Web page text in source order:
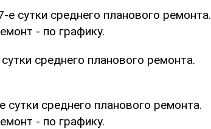
сутки среднего планового ремонта.
- по графику.
среднего планового ремонта.
среднего планового ремонта.
- по графику.